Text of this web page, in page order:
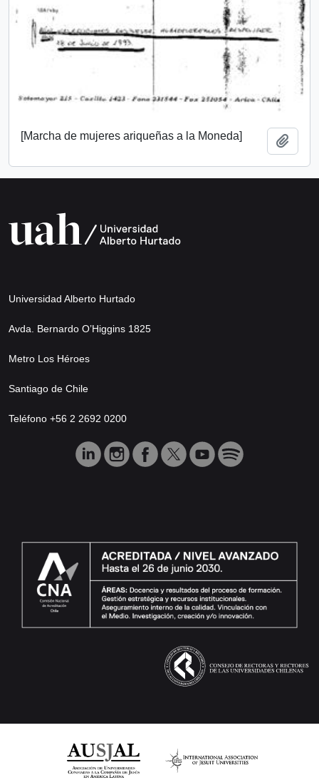
[Marcha de mujeres ariqueñas a la Moneda]
Universidad Alberto Hurtado
Avda. Bernardo O’Higgins 1825
Metro Los Héroes
Santiago de Chile
Teléfono +56 2 2692 0200